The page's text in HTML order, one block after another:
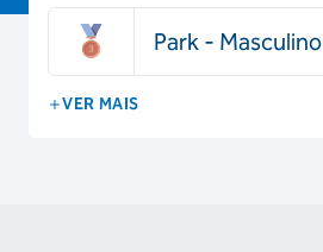
Park - Masculino
VER MAIS